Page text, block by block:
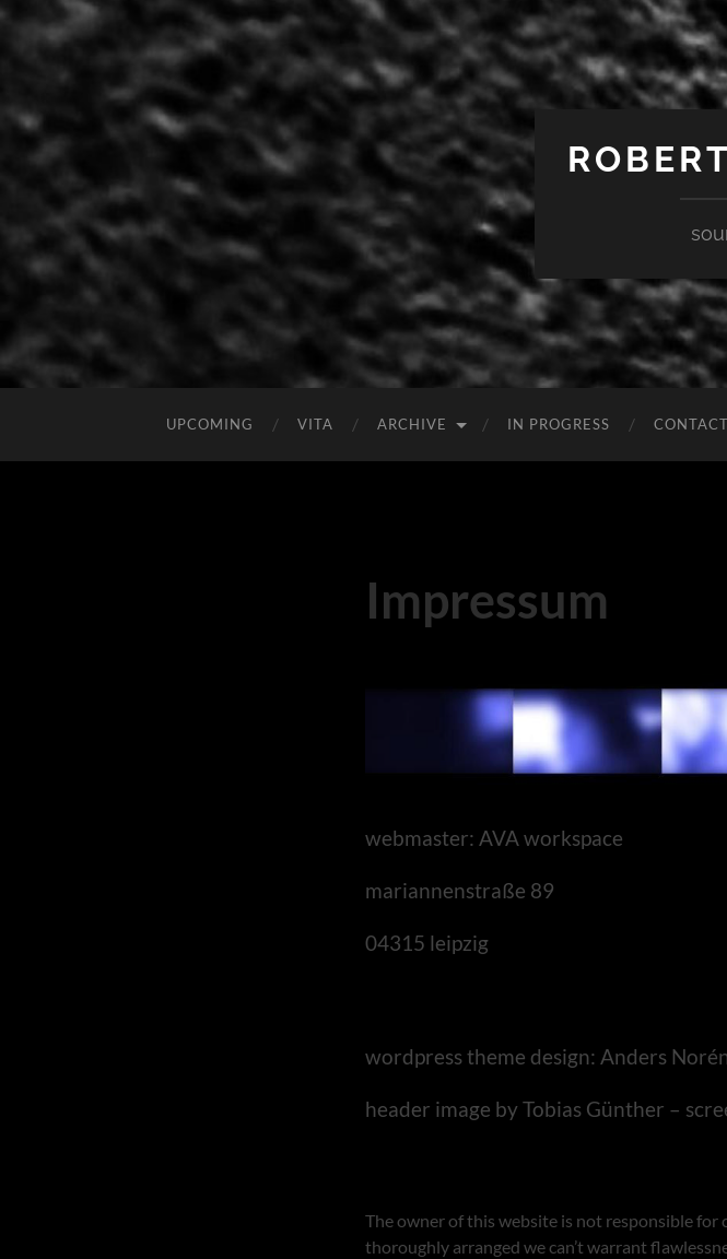
UPCOMING VITA ARCHIVE IN PROGRESS CONTACT
Impressum
webmaster: AVA workspace
mariannenstraße 89
04315 leipzig
wordpress theme design: Anders
header image by Tobias Günther –
The owner of this website is not responsible for
thoroughly arranged we can’t warrant